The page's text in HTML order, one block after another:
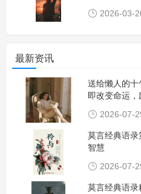
2026-03-
最新资讯
送给懒人的十
即改变命运
2026-07-
莫言经典语录
智慧
2026-07-
莫言经典语录